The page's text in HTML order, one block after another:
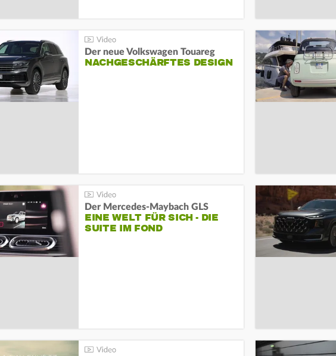
Der neue Volkswagen Touareg
NACHGESCHÄRFTES DESIGN
Der Mercedes‑Maybach GLS
EINE WELT FÜR SICH - DIE
SUITE IM FOND